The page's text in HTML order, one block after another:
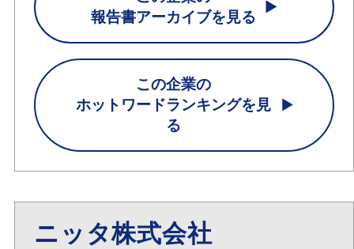
報告書アーカイブを見る
この企業の
ホットワードランキングを見
る
ニッタ株式会社